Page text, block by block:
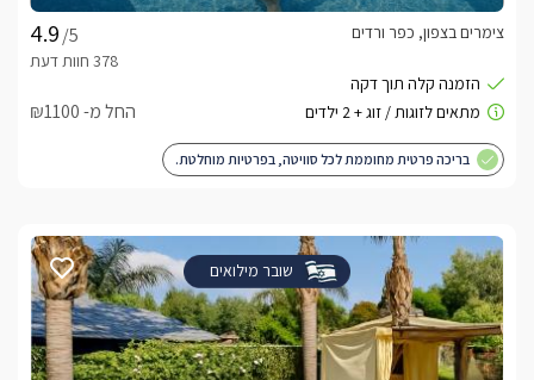
/5
צימרים בצפון, כפר ורדים
החל מ- ₪1100
בריכה פרטית מחוממת לכל סוויטה, בפרטיות מוחלטת.
שובר מילואים